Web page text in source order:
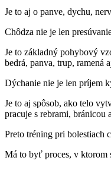
Je to aj o panve, dychu,
Chôdza nie je len
Je to základný pohybový
bedrá, panva, trup, ramená
Dýchanie nie je len príjem
Je to aj spôsob, ako telo
pracuje s rebrami, bránicou
Preto tréning pri bolestiach
Má to byť proces, v ktorom